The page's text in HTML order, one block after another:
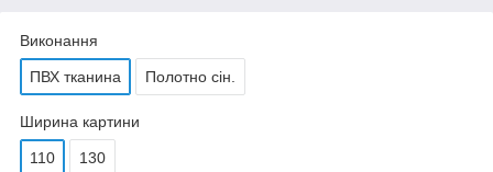
Виконання
ПВХ тканина Полотно сін.
Ширина картини
110 130